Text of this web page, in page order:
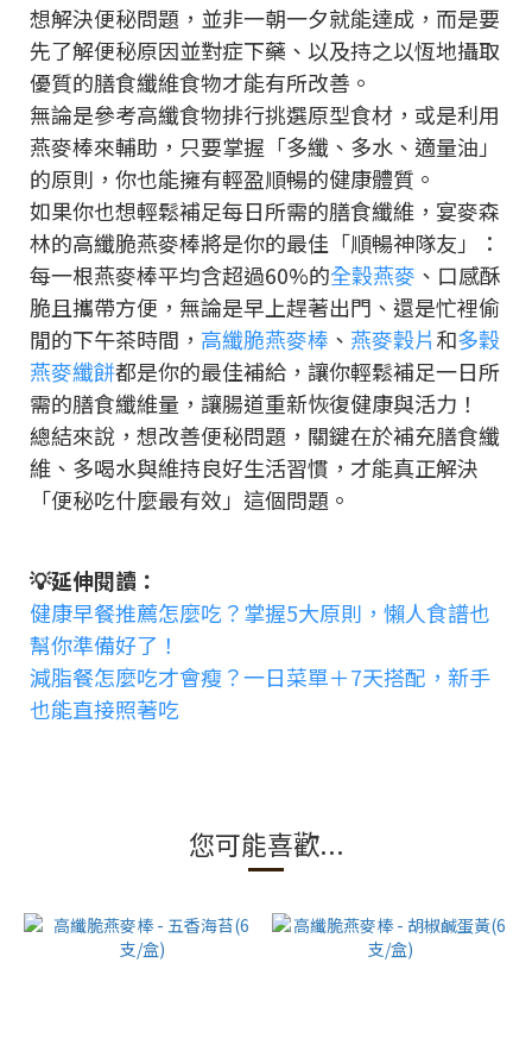
想解決便秘問題，並非一朝一夕就能達成，而是要
先了解便秘原因並對症下藥、以及持之以恆地攝取
優質的膳食纖維食物才能有所改善。
無論是參考高纖食物排行挑選原型食材，或是利用
燕麥棒來輔助，只要掌握「多纖、多水、適量油」
的原則，你也能擁有輕盈順暢的健康體質。
如果你也想輕鬆補足每日所需的膳食纖維，宴麥森
林的高纖脆燕麥棒將是你的最佳「順暢神隊友」：
每一根燕麥棒平均含超過60%的全穀燕麥 、口感酥
脆且攜帶方便，無論是早上趕著出門、還是忙裡偷
閒的下午茶時間， 高纖脆燕麥棒 、 燕麥穀片和多穀
燕麥纖餅都是你的最佳補給，讓你輕鬆補足一日所
需的膳食纖維量，讓腸道重新恢復健康與活力！
總結來說，想改善便秘問題，關鍵在於補充膳食纖
維、多喝水與維持良好生活習慣，才能真正解決
「便秘吃什麼最有效」這個問題。
💡延伸閱讀：
健康早餐推薦怎麼吃？掌握5大原則，懶人食譜也
幫你準備好了！
減脂餐怎麼吃才會瘦？一日菜單＋7天搭配，新手
也能直接照著吃
您可能喜歡...